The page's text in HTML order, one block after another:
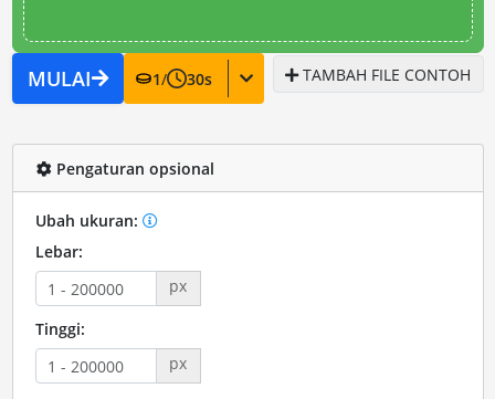
MULAI 1/ 30s TAMBAH FILE CONTOH
Pengaturan opsional
Ubah ukuran:
Lebar:
px
Tinggi:
px